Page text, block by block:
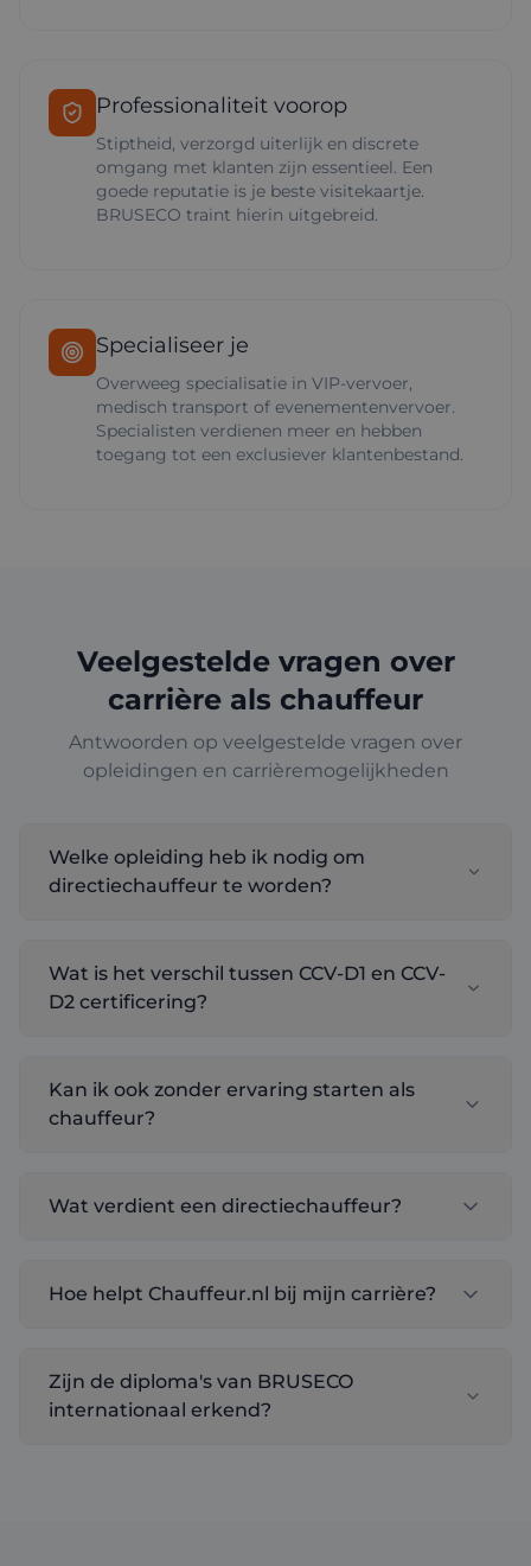
Professionaliteit voorop
Stiptheid, verzorgd uiterlijk en discrete
omgang met klanten zijn essentieel. Een
goede reputatie is je beste visitekaartje.
BRUSECO traint hierin uitgebreid.
Specialiseer je
Overweeg specialisatie in VIP-vervoer,
medisch transport of evenementenvervoer.
Specialisten verdienen meer en hebben
toegang tot een exclusiever klantenbestand.
Veelgestelde vragen over
carrière als chauffeur
Antwoorden op veelgestelde vragen over
opleidingen en carrièremogelijkheden
Welke opleiding heb ik nodig om
directiechauffeur te worden?
Wat is het verschil tussen CCV-D1 en CCV-
D2 certificering?
Kan ik ook zonder ervaring starten als
chauffeur?
Wat verdient een directiechauffeur?
Hoe helpt Chauffeur.nl bij mijn carrière?
Zijn de diploma's van BRUSECO
internationaal erkend?